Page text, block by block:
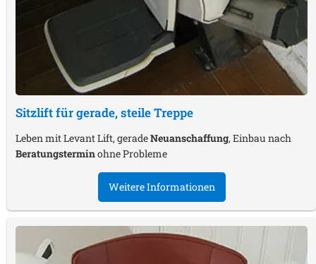
Sitzlift für gerade, steile Treppe
Leben mit Levant Lift, geradeNeuanschaffung, Einbau nach
Beratungsterminohne Probleme
Weitere Informationen